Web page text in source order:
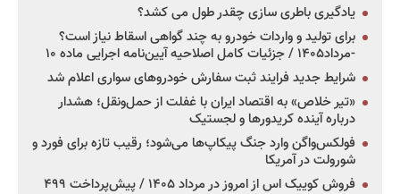
یادگیری باطری سازی چقدر طول می کشد؟
برای تولید و واردات خودرو به چند گواهی اسقاط نیاز است؟
-مرداد۱۴۰۵ / جزئیات کامل اصلاحیه آیین‌نامه اجرایی ماده ۱۰
شرایط جدید فرایند ثبت سفارش خودروهای سواری اعلام شد
«تیر خلاص» به اقتصاد ایران با غفلت از حمل‌ونقل؛ هشدار
درباره آینده کریدورها و لجستیک
فولکس‌واگن وارد جنگ پیکاپ‌ها می‌شود؛ رقیب تازه برای فورد و
شورولت در آمریکا
فروش کوییک اس از امروز در مرداد ۱۴۰۵ / پیش‌پرداخت ۴۹۹